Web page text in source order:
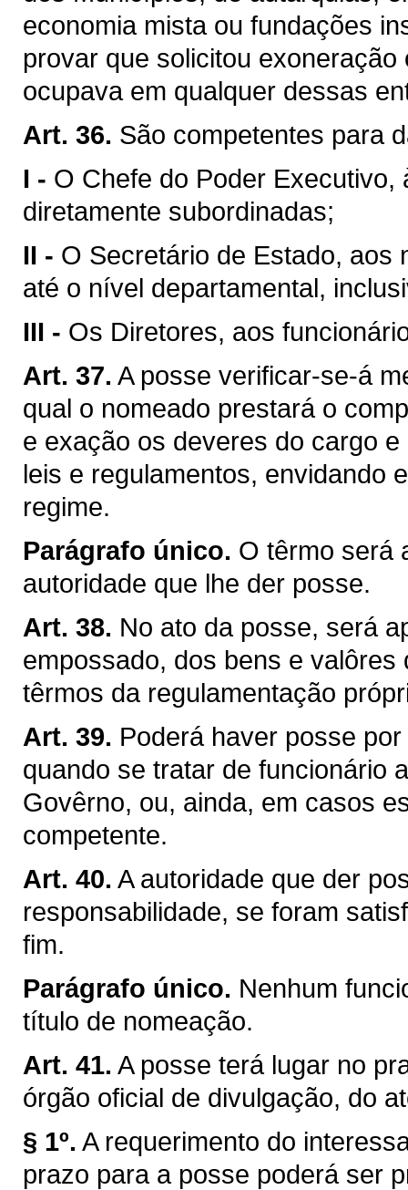
economia mista ou fundações
provar que solicitou
ocupava em qualquer dessas
Art. 36. São competentes para
I - O Chefe do Poder
diretamente subordinadas;
II - O Secretário de Estado, aos
até o nível departamental,
III - Os Diretores, aos
Art. 37. A posse verificar-se-á
qual o nomeado prestará o
e exação os deveres do cargo
leis e regulamentos, envidando
regime.
Parágrafo único. O têrmo será
autoridade que lhe der posse.
Art. 38. No ato da posse, será
empossado, dos bens e
têrmos da regulamentação
Art. 39. Poderá haver posse
quando se tratar de funcionário
Govêrno, ou, ainda, em casos
competente.
Art. 40. A autoridade que der
responsabilidade, se foram
fim.
Parágrafo único. Nenhum
título de nomeação.
Art. 41. A posse terá lugar no
órgão oficial de divulgação, do
§ 1º. A requerimento do
prazo para a posse poderá ser